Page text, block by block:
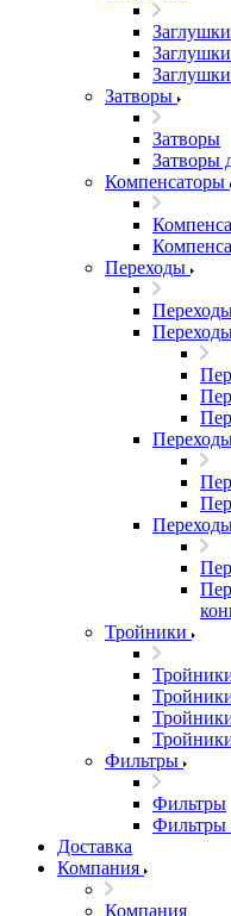
Заглушки
Затворы
Затворы
Затворы
Компенсаторы
Переходы
Тройники
Фильтры
Фильтры
Фильтры
Доставка
Компания
Компания